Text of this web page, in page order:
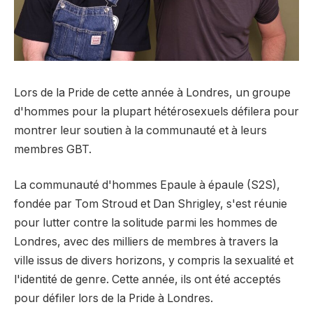
Lors de la Pride de cette année à Londres, un groupe
d'hommes pour la plupart hétérosexuels défilera pour
montrer leur soutien à la communauté et à leurs
membres GBT.
La communauté d'hommes Epaule à épaule (S2S),
fondée par Tom Stroud et Dan Shrigley, s'est réunie
pour lutter contre la solitude parmi les hommes de
Londres, avec des milliers de membres à travers la
ville issus de divers horizons, y compris la sexualité et
l'identité de genre. Cette année, ils ont été acceptés
pour défiler lors de la Pride à Londres.